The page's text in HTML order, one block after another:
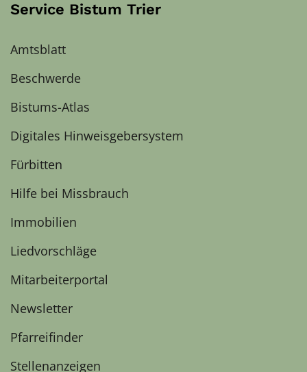
Service Bistum Trier
Amtsblatt
Beschwerde
Bistums-Atlas
Digitales Hinweisgebersystem
Fürbitten
Hilfe bei Missbrauch
Immobilien
Liedvorschläge
Mitarbeiterportal
Newsletter
Pfarreifinder
Stellenanzeigen